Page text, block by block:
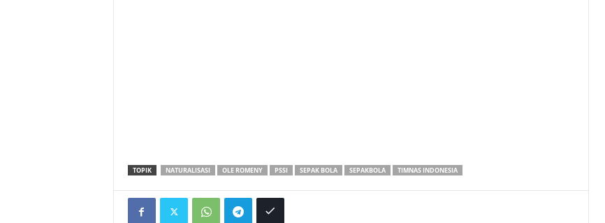
TOPIK NATURALISASI OLE ROMENY PSSI SEPAK BOLA SEPAKBOLA TIMNAS INDONESIA